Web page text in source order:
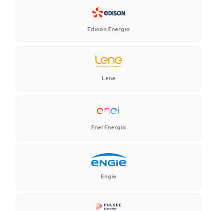
Edison Energia
Lene
Enel Energia
Engie